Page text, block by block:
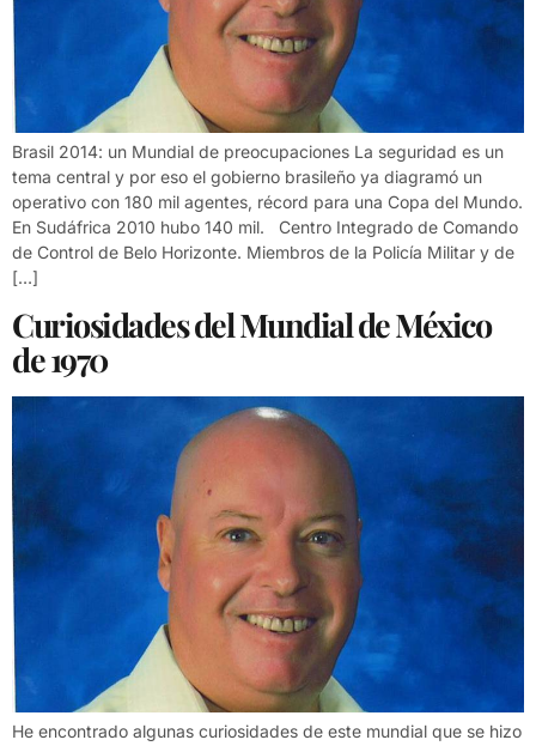
Brasil 2014: un Mundial de preocupaciones La seguridad es un
tema central y por eso el gobierno brasileño ya diagramó un
operativo con 180 mil agentes, récord para una Copa del Mundo.
En Sudáfrica 2010 hubo 140 mil. Centro Integrado de Comando
de Control de Belo Horizonte. Miembros de la Policía Militar y de
[…]
Curiosidades del Mundial de México
de 1970
He encontrado algunas curiosidades de este mundial que se hizo